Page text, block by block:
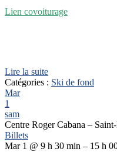
Lien covoiturage
Lire la suite
Catégories : Ski de fond
Mar
1
sam
Centre Roger Cabana –
Billets
Mar 1 @ 9 h 30 min – 15 h